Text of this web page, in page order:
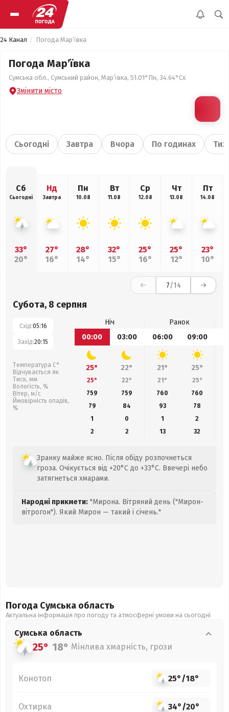
24 Канал Погода Мар’ївка
Погода Мар’ївка
Сумська обл., Сумський район, Мар’ївка, 51.01°Пн, 34.64°Сх
Змінити місто
Сьогодні Завтра Вчора По годинах
Сб
Сьогодні
33°
20°
Нд
Завтра
27°
16°
Пн
10.08
28°
14°
Вт
11.08
32°
15°
Ср
12.08
25°
16°
Чт
13.08
25°
12°
Пт
14.08
23°
10°
7/14
Субота, 8 серпня
Схід:05:16
Захід:20:15
Температура С°
Відчувається як
Тиск, мм
Вологість, %
Вітер, м/с
Ймовірність опадів,
%
Ніч
Ранок
00:00
03:00 06:00 09:00
25° 22° 21° 25°
25° 22° 21° 25°
759
759 760 760
79
84 93 78
1
0 1
2
2
2 13 32
Зранку майже ясно. Після обіду розпочнеться
гроза. Очікується від +20°C до +33°C. Ввечері небо
затягнеться хмарами.
Народні прикмети: "Мирона. Вітряний день ("Мирон-
вітрогон"). Який Мирон — такий і січень."
Погода Сумська область
Актуальна інформація про погоду та атмосферні умови на сьогодні
Сумська область
25° 18° Мінлива хмарність, грози
Конотоп 25°/18°
Охтирка 34°/20°